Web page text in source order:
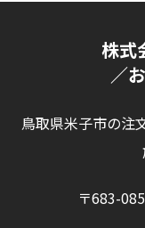
株式
／
鳥取県米子市の注
〒683-